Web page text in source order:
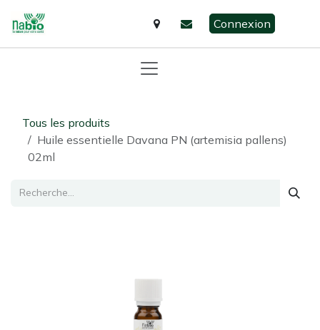
Connexion
Tous les produits
Huile essentielle Davana PN (artemisia pallens)
02ml